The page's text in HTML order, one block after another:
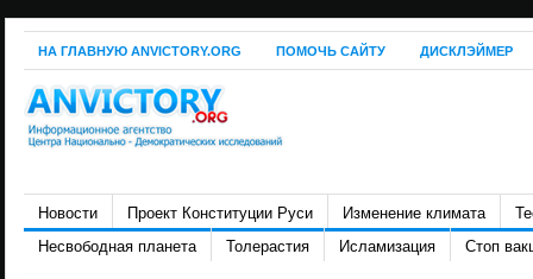
НА ГЛАВНУЮ ANVICTORY.ORG ПОМОЧЬ САЙТУ ДИСКЛЭЙМЕР
Новости Проект Конституции Руси Изменение климата
Несвободная планета
Толерастия Исламизация Стоп